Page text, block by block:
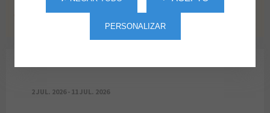
2 JUL. 2026 - 11 JUL. 2026
PERSONALIZAR